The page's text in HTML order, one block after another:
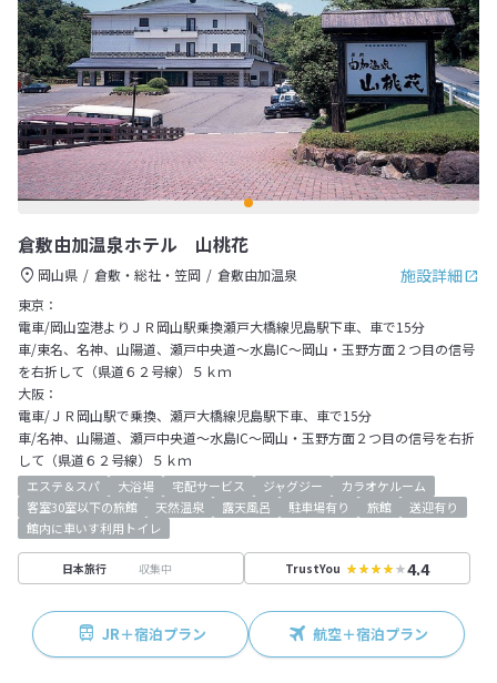
倉敷由加温泉ホテル 山桃花
施設詳細
岡山県 倉敷・総社・笠岡
倉敷由加温泉
東京：
電車/岡山空港よりＪＲ岡山駅乗換瀬戸大橋線児島駅下車、車で15分
車/東名、名神、山陽道、瀬戸中央道～水島IC～岡山・玉野方面２つ目の信号
を右折して（県道６２号線）５ｋｍ
大阪：
電車/ＪＲ岡山駅で乗換、瀬戸大橋線児島駅下車、車で15分
車/名神、山陽道、瀬戸中央道～水島IC～岡山・玉野方面２つ目の信号を右折
して（県道６２号線）５ｋｍ
エステ＆スパ 大浴場 宅配サービス ジャグジー
カラオケルーム
客室30室以下の旅館
天然温泉 露天風呂 駐車場有り 旅館
送迎有り
館内に車いす利用トイレ
日本旅行 収集中 TrustYou 4.4
JR＋宿泊プラン 航空＋宿泊プラン